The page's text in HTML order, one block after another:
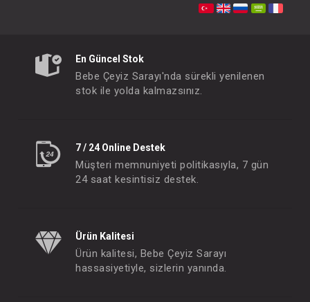
En Güncel Stok
Bebe Çeyiz Sarayı'nda sürekli yenilenen
stok ile yolda kalmazsınız.
7 / 24 Online Destek
Müşteri memnuniyeti politikasıyla, 7 gün
24 saat kesintisiz destek.
Ürün Kalitesi
Ürün kalitesi, Bebe Çeyiz Sarayı
hassasiyetiyle, sizlerin yanında.